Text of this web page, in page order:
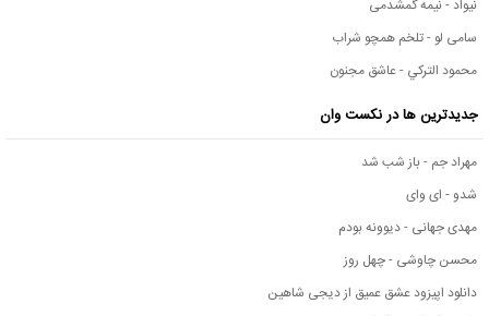
نیواد - نیمه گمشدمی
سامی لو - تلخم همچو شراب
محمود التركي - عاشق مجنون
جدیدترین ها در نکست وان
مهراد جم - باز شب شد
شدو - ای وای
مهدی جهانی - دیوونه بودم
محسن چاوشی - چهل روز
دانلود اپیزود عشق عمیق از دیجی شاهین